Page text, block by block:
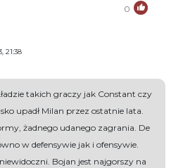
0
21:38
takich graczy jak Constant czy
upadł Milan przez ostatnie lata.
żadnego udanego zagrania. De
w defensywie jak i ofensywie.
Bojan jest najgorszy na